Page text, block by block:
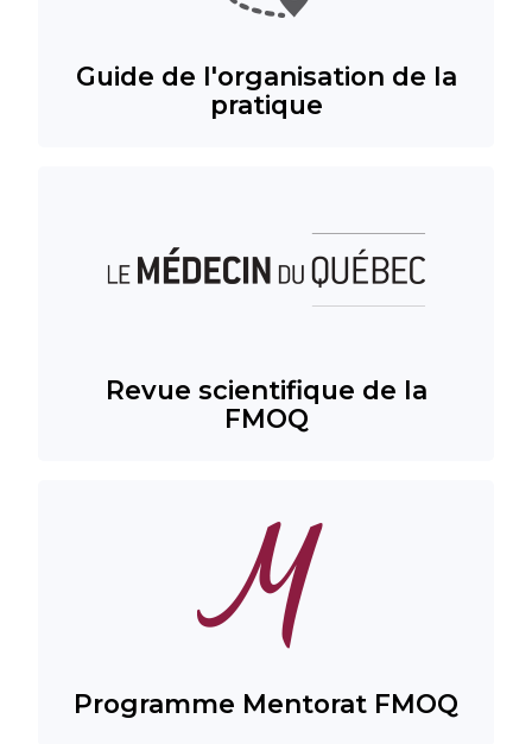
Guide de l'organisation de la
pratique
Revue scientifique de la
FMOQ
Programme Mentorat FMOQ